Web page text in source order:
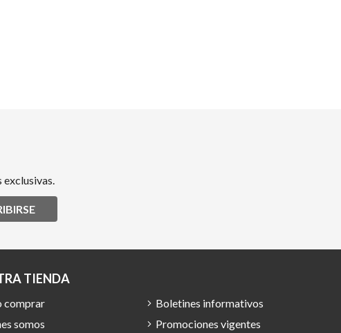
TIENDA
comprar
somos
Boletines informativos
Promociones vigentes